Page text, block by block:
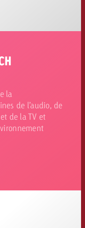
la
de l’audio, de
de la TV et